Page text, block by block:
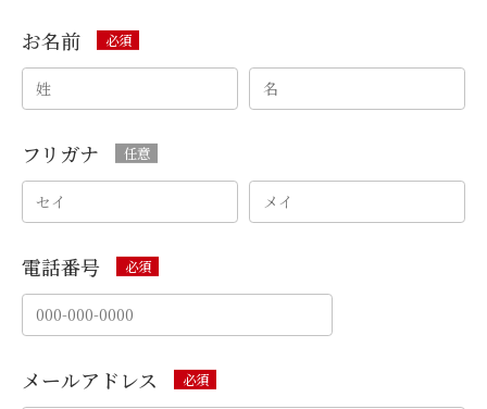
お名前
フリガナ
電話番号
メールアドレス